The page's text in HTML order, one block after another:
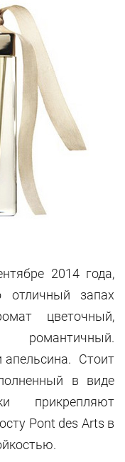
2014 года,
отличный запах
цветочный,
апельсина. Стоит
в виде
прикрепляют
Pont des Arts в